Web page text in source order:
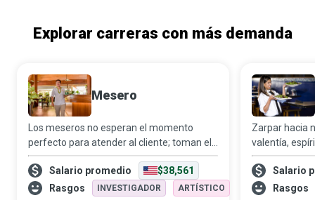
Explorar carreras con más demanda
Mesero
Los meseros no esperan el momento
perfecto para atender al cliente; toman el
momento y lo hacen perfecto para
quienes atienden. No es de extrañar que
desempeñen un papel crucial en el sector
Salario promedio
$38,561
Rasgos
INVESTIGADOR ARTÍSTICO
Zarpar hacia
valentía,
trabajo.
empleo en la
también
Salario
Rasgos